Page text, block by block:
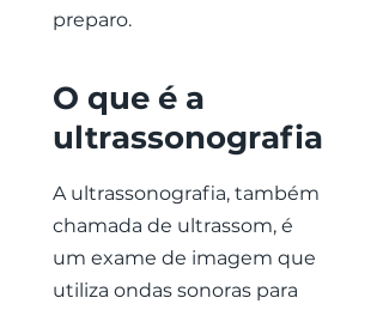
preparo.
O que é a
ultrassonografia
A ultrassonografia, também
chamada de ultrassom, é
um exame de imagem que
utiliza ondas sonoras para